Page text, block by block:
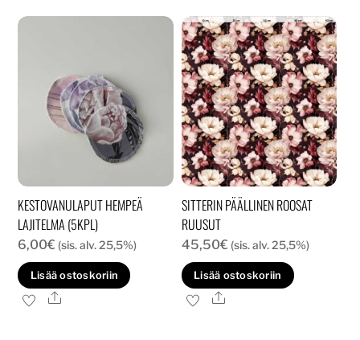
KESTOVANULAPUT HEMPEÄ
LAJITELMA (5KPL)
6,00€ (sis. alv. 25,5%)
Lisää ostoskoriin
Ale
SITTERIN PÄÄLLINEN ROOSAT
RUUSUT
45,50€ (sis. alv. 25,5%)
Lisää ostoskoriin
Ale